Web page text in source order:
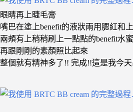
眼睛再上睫毛膏
嘴巴在塗上benefit的液狀兩用腮紅和
兩頰有上稍稍刷上一點點的benefit水
再跟剛剛的素顏照比起來
整個就有精神多了!! 完成!!這是我今